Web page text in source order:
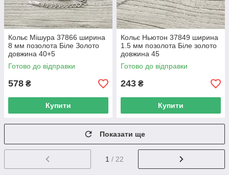
Кольє Мішура 37866 ширина
8 мм позолота Біле Золото
довжина 40+5
Готово до відправки
578 ₴
Купити
Кольє Ньютон 37849 ширина
1.5 мм позолота Біле золото
довжина 45
Готово до відправки
243 ₴
Купити
Показати ще
1 / 22